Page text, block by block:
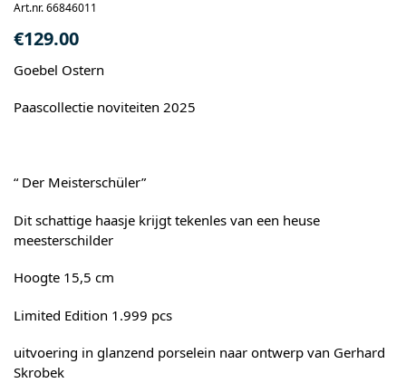
Art.nr. 66846011
€129.00
Goebel Ostern
Paascollectie noviteiten 2025
“ Der Meisterschüler”
Dit schattige haasje krijgt tekenles van een heuse
meesterschilder
Hoogte 15,5 cm
Limited Edition 1.999 pcs
uitvoering in glanzend porselein naar ontwerp van Gerhard
Skrobek